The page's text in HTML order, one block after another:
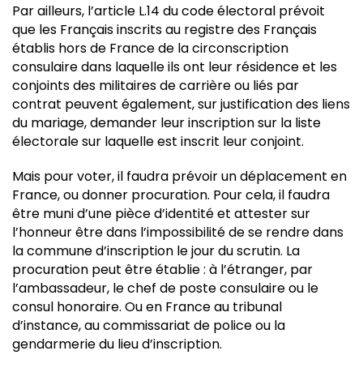
Par ailleurs, l’article L.14 du code électoral prévoit
que les Français inscrits au registre des Français
établis hors de France de la circonscription
consulaire dans laquelle ils ont leur résidence et les
conjoints des militaires de carrière ou liés par
contrat peuvent également, sur justification des liens
du mariage, demander leur inscription sur la liste
électorale sur laquelle est inscrit leur conjoint.
Mais pour voter, il faudra prévoir un déplacement en
France, ou donner procuration. Pour cela, il faudra
être muni d’une pièce d’identité et attester sur
l’honneur être dans l’impossibilité de se rendre dans
la commune d’inscription le jour du scrutin. La
procuration peut être établie : à l’étranger, par
l’ambassadeur, le chef de poste consulaire ou le
consul honoraire. Ou en France au tribunal
d’instance, au commissariat de police ou la
gendarmerie du lieu d’inscription.